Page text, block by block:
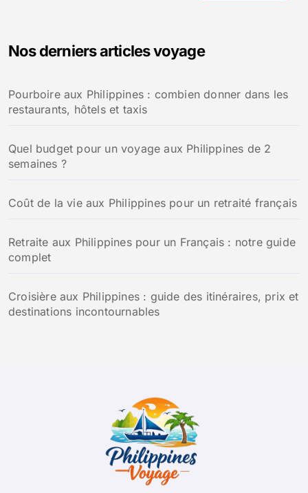
r
e
r
Nos derniers articles voyage
Pourboire aux Philippines : combien donner dans les
restaurants, hôtels et taxis
Quel budget pour un voyage aux Philippines de 2
semaines ?
Coût de la vie aux Philippines pour un retraité français
Retraite aux Philippines pour un Français : notre guide
complet
Croisière aux Philippines : guide des itinéraires, prix et
destinations incontournables